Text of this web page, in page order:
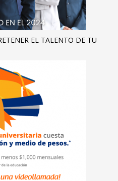
EL TALENTO DE TU